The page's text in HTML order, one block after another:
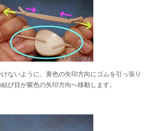
ないように、黄色の矢印方向にゴムを引っ張り
び目が紫色の矢印方向へ移動します。